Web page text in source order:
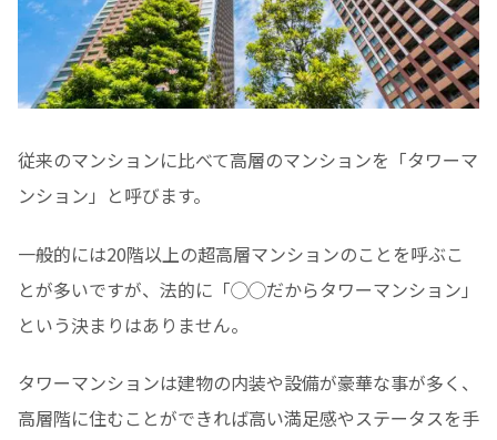
従来のマンションに比べて高層のマンションを「タワーマ
ンション」と呼びます。
一般的には20階以上の超高層マンションのことを呼ぶこ
とが多いですが、法的に「◯◯だからタワーマンション」
という決まりはありません。
タワーマンションは建物の内装や設備が豪華な事が多く、
高層階に住むことができれば高い満足感やステータスを手